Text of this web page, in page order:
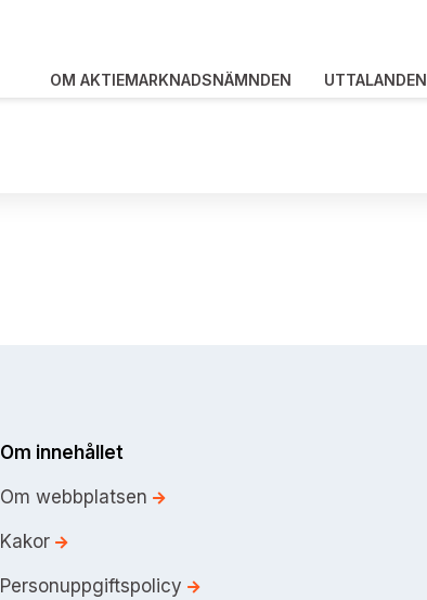
OM AKTIEMARKNADSNÄMNDEN UTTALANDEN
Om innehållet
Om webbplatsen
Kakor
Personuppgiftspolicy